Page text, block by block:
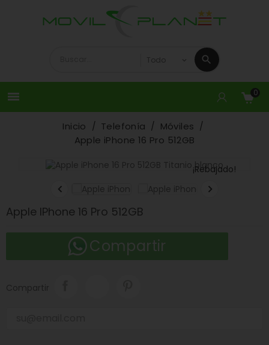
 0
Inicio Telefonía
Móviles
Apple iPhone 16 Pro 512GB
¡Rebajado!
 
Apple IPhone 16 Pro 512GB
Compartir
Compartir